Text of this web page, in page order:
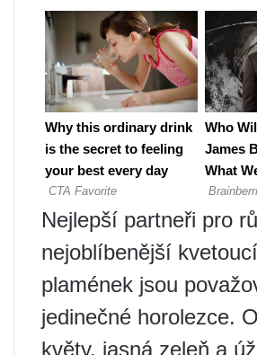
Nejlepší partneři pro
nejoblíbenější
plamének jsou
jedinečné horolezce.
květy, jasná zeleň a